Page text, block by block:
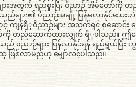
ားအတွက် ရည်စူးပြီး ဝိညာဉ် အိမ်တော်ကို တည်
ည်များ၏ ဝိညာဉ်အချို့ ပြန်မလာနိုင်သေး
ကျန်ရိှဝိညာဉ်များ အသက်ရှင် စုဆောင်း န
ကို တည်ဆောက်ထားလျှက် ရိှပါသည်။ ဤကျ
သည် ဝညာဉ်များ ပြန်လာနိုင်ရန် ရည်ရွယ်ပ
ဖြစ်လာမည်ဟု မျှော်လင့်ပါသည်။